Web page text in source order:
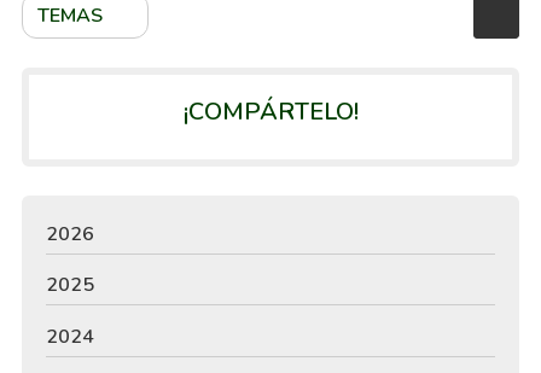
TEMAS
¡COMPÁRTELO!
2026
2025
2024